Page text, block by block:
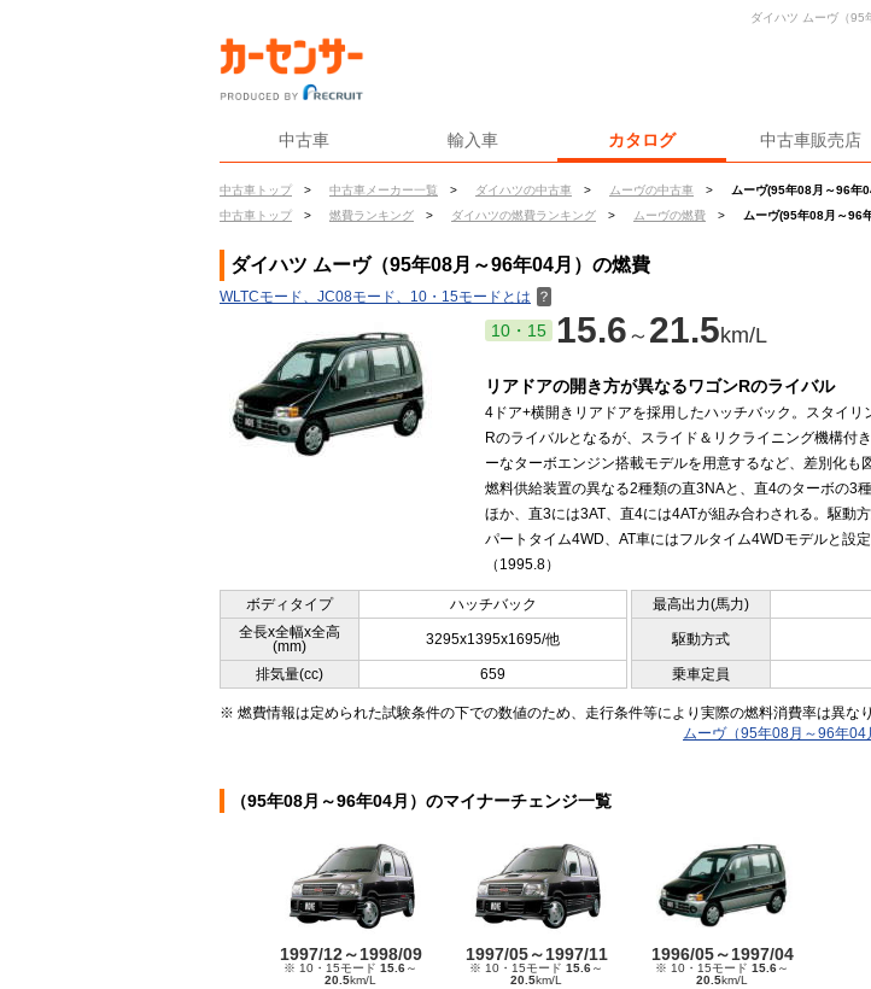
中古車 輸入車 カタログ 中古車販売店
中古車トップ > 中古車メーカー一覧 > ダイハツの中古車 > ムーヴの中古車 >
ムーヴ(95年08月～96年
中古車トップ
> 燃費ランキング > ダイハツの燃費ランキング > ムーヴの燃費 > ムーヴ(95年08月～96
ダイハツ ムーヴ（95
ダイハツ ムーヴ（95年08月～96年04月）の燃費
WLTCモード、JC08モード、10・15モードとは ？
10・15 15.6 ～ 21.5km/L
リアドアの開き方が異なるワゴンRのライバル
4ドア+横開きリアドアを採用したハッチバック。スタイリ
Rのライバルとなるが、スライド＆リクライニング機構付
ーなターボエンジン搭載モデルを用意するなど、差別化も
燃料供給装置の異なる2種類の直3NAと、直4のターボの3
ほか、直3には3AT、直4には4ATが組み合わされる。駆動
パートタイム4WD、AT車にはフルタイム4WDモデルと設定
（1995.8）
ボディタイプ ハッチバック 最高出力(馬力)
全長x全幅x全高
(mm)
3295x1395x1695/他 駆動方式
排気量(cc) 659 乗車定員
※ 燃費情報は定められた試験条件の下での数値のため、走行条件等により実際の燃料消費率は異なり
ムーヴ（95年08月～96年04
（95年08月～96年04月）のマイナーチェンジ一覧
1997/12～1998/09
※ 10・15モード 15.6～
20.5km/L
1997/05～1997/11
※ 10・15モード 15.6～
20.5km/L
1996/05～1997/04
※ 10・15モード 15.6～
20.5km/L